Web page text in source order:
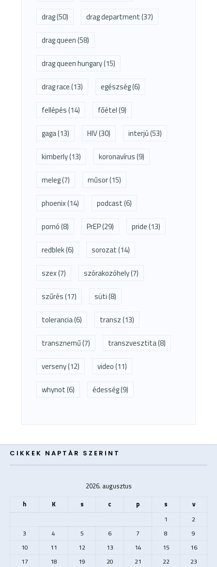
drag(50) drag department(37)
drag queen(58)
drag queen hungary(15)
drag race(13) egészség(6)
fellépés(14) főétel(9)
gaga(13) HIV(30) interjú(53)
kimberly(13) koronavírus(9)
meleg(7) műsor(15)
phoenix(14) podcast(6)
pornó(8) PrEP(29) pride(13)
redblek(6) sorozat(14)
szex(7) szórakozóhely(7)
szűrés(17) süti(8)
tolerancia(6) transz(13)
transznemű(7) transzvesztita(8)
verseny(12) video(11)
whynot(6) édesség(9)
CIKKEK NAPTÁR SZERINT
2026. augusztus
h
K s c p s v
1
2
3
4 5 6 7 8
9
10
11 12 13 14 15
16
17
18 19 20 21 22
23